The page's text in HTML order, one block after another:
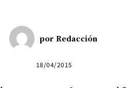
por Redacción
18/04/2015